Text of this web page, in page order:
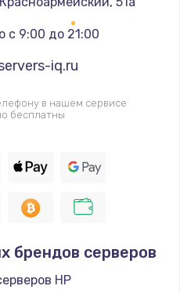
руб.
руб.
руб.
с 9:00 до 21:00
iq.ru
в нашем сервисе
бесплатны
брендов серверов
HP